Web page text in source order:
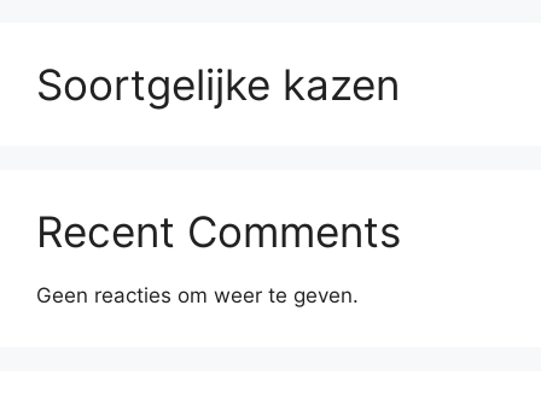
Soortgelijke kazen
Recent Comments
Geen reacties om weer te geven.